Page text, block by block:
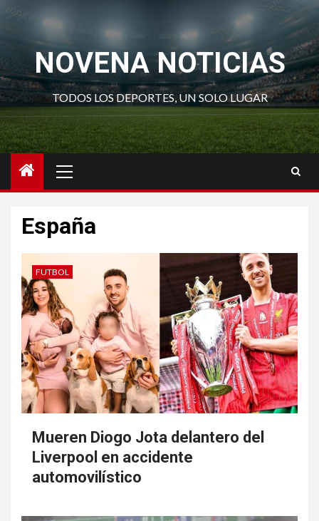
Saltar
contenidoNOVENA NOTICIAS
TODOS LOS DEPORTES, UN SOLO LUGAR
principal
España
FUTBOL
Mueren Diogo Jota delantero del
Liverpool en accidente
automovilístico